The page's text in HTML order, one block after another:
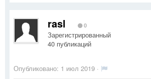
rasl 0
Зарегистрированный
40 публикаций
Опубликовано: 1 июл 2019 ·